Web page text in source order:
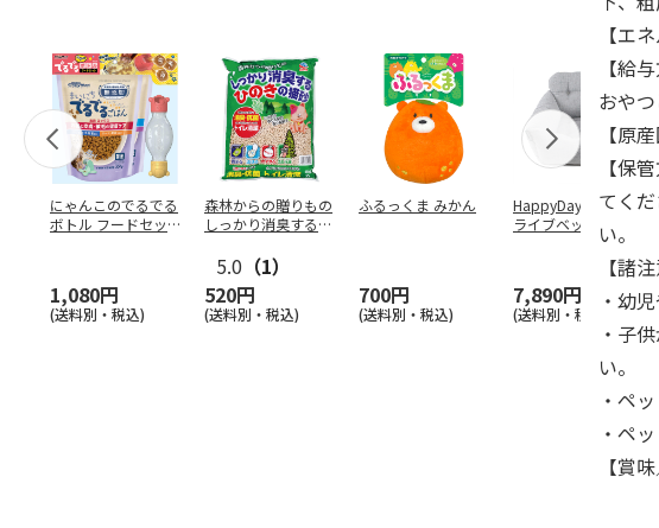
にゃんこのでるでる
ボトル フードセッ
1,080円
(送料別・税込)
森林からの贈りもの
しっかり消臭するひ
5.0 （1）
520円
(送料別・税込)
ふるっくま みかん
700円
(送料別・税込)
HappyDays 2wayド
ライブベッド グレ
7,890円
(送料別・税込)
【エ
【給
おや
【原
【保
てく
い。
【諸
・幼
・子
い。
・ペ
・ペ
【賞